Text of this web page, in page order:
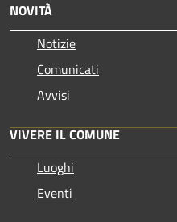
NOVITÀ
Notizie
Comunicati
Avvisi
VIVERE IL COMUNE
Luoghi
Eventi